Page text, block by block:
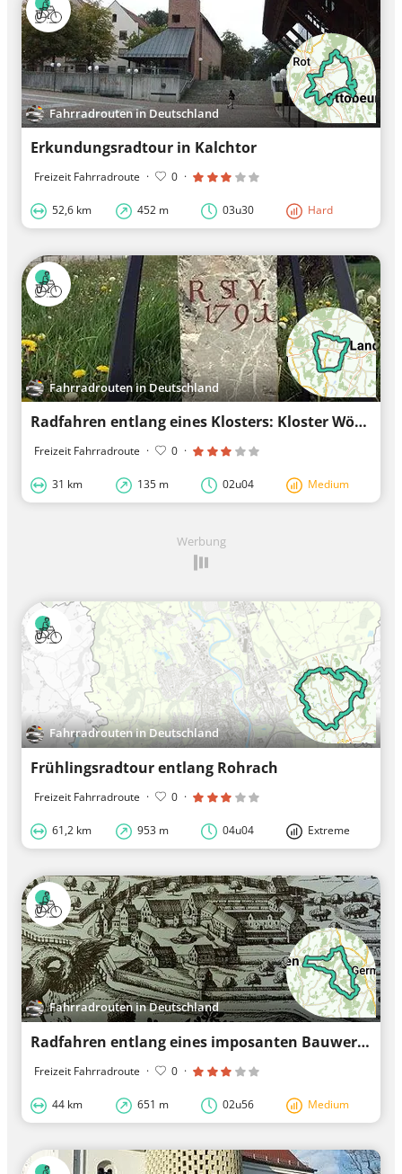
Fahrradrouten in Deutschland
Erkundungsradtour in Kalchtor
Freizeit Fahrradroute · 0 ·
52,6 km 452 m 03u30 Hard
Fahrradrouten in Deutschland
Radfahren entlang eines Klosters: Kloster Wörishofen
Freizeit Fahrradroute · 0 ·
31 km 135 m 02u04 Medium
Werbung
Fahrradrouten in Deutschland
Frühlingsradtour entlang Rohrach
Freizeit Fahrradroute · 0 ·
61,2 km 953 m 04u04 Extreme
Fahrradrouten in Deutschland
Radfahren entlang eines imposanten Bauwerks: Burg Kemnat
Freizeit Fahrradroute · 0 ·
44 km 651 m 02u56 Medium